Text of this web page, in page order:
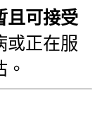
且可接受
或正在服